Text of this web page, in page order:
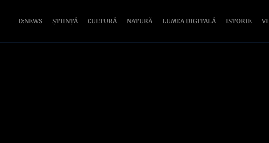
D:NEWS ȘTIINȚĂ CULTURĂ NATURĂ LUMEA DIGITALĂ ISTORIE